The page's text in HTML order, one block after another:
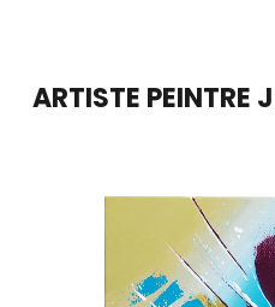
contenu
ARTISTE PEINTRE